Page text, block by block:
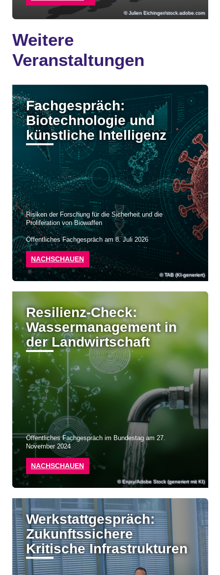
Julien Eichinger/stock.adobe.com
Weitere
Veranstaltungen
TAB (KI-generiert)
Fachgespräch:
Biotechnologie und
künstliche Intelligenz
Risiken der Forschung für die Sicherheit und die
Proliferation von Biowaffen
Öffentliches Fachgespräch am 8. Juli 2026
NACHSCHAUEN
Enjoy/Adobe Stock (generiert mit KI)
Resilienz-Check:
Wassermanagement in
der Landwirtschaft
Öffentliches Fachgespräch im Bundestag am 27.
November 2024
NACHSCHAUEN
Werkstattgespräch:
Zukunftssichere
Kritische Infrastrukturen